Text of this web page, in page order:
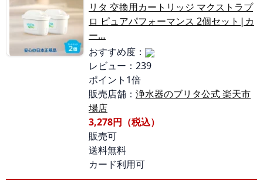
リタ 交換用カートリッジ マクストラプ
ロ ピュアパフォーマンス 2個セット|カ
ー…
おすすめ度：
レビュー：239
ポイント1倍
販売店舗： 浄水器のブリタ公式 楽天市
場店
3,278円（税込）
販売可
送料無料
カード利用可